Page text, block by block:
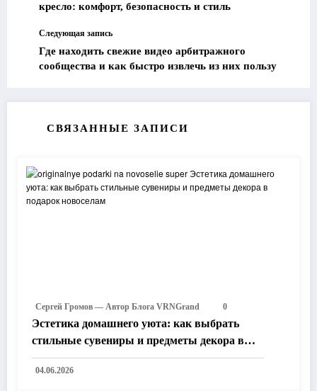
кресло: комфорт, безопасность и стиль
Следующая запись
Где находить свежие видео арбитражного
сообщества и как быстро извлечь из них пользу
СВЯЗАННЫЕ ЗАПИСИ
Сергей Громов — Автор Блога VRNGrand 0
Эстетика домашнего уюта: как выбрать
стильные сувениры и предметы декора в
подарок новоселам
04.06.2026